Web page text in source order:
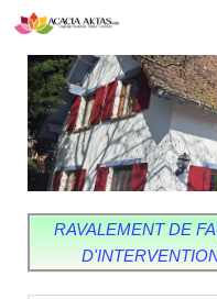
RAVALEMENT DE